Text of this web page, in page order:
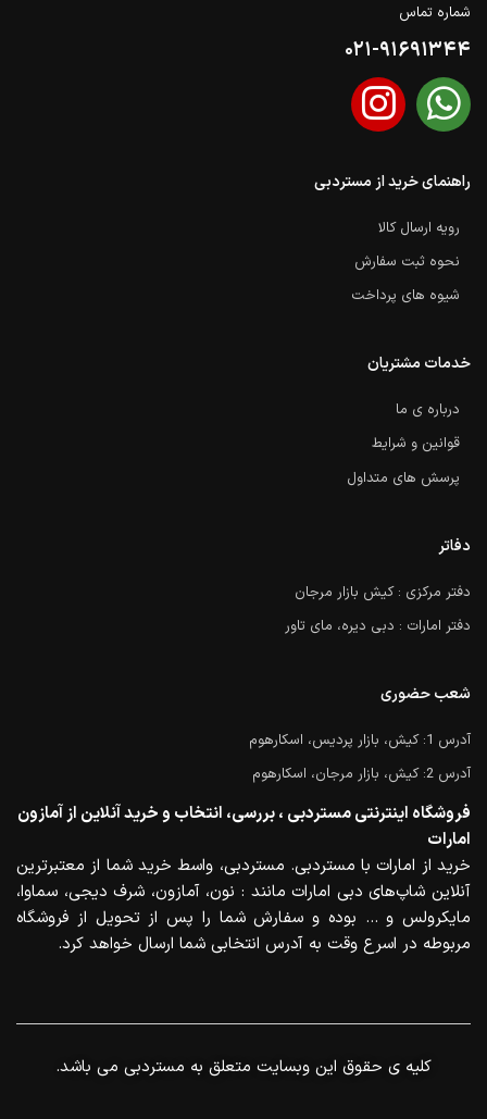
شماره تماس
021-91691344
راهنمای خرید از مستردبی
رویه ارسال کالا
نحوه ثبت سفارش
شیوه های پرداخت
خدمات مشتریان
درباره ی ما
قوانین و شرایط
پرسش های متداول
دفاتر
دفتر مرکزی : کیش بازار مرجان
دفتر امارات : دبی دیره، مای تاور
شعب حضوری
آدرس 1: کیش، بازار پردیس، اسکارهوم
آدرس 2: کیش، بازار مرجان، اسکارهوم
فروشگاه اینترنتی مستردبی ، بررسی، انتخاب و خرید آنلاین از آمازون
امارات
خرید از امارات با مستردبی. مستردبی، واسط خرید شما از معتبرترین
آنلاین شاپ‌های دبی امارات مانند : نون، آمازون، شرف دیجی، سماوا،
مایکرولس و … بوده و سفارش شما را پس از تحویل از فروشگاه
مربوطه در اسرع وقت به آدرس انتخابی شما ارسال خواهد کرد.
.کلیه ی حقوق این وبسایت متعلق به مستردبی می باشد